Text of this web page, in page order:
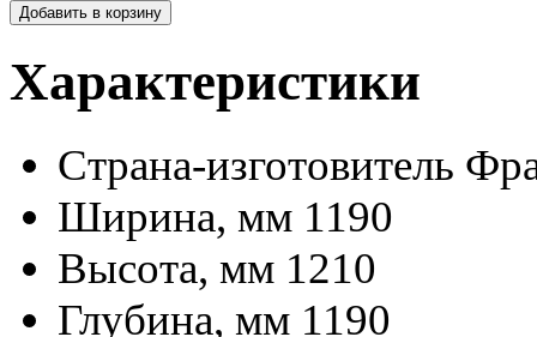
Добавить в корзину
Характеристики
Страна-изготовитель
Ширина, мм 1190
Высота, мм 1210
Глубина, мм 1190